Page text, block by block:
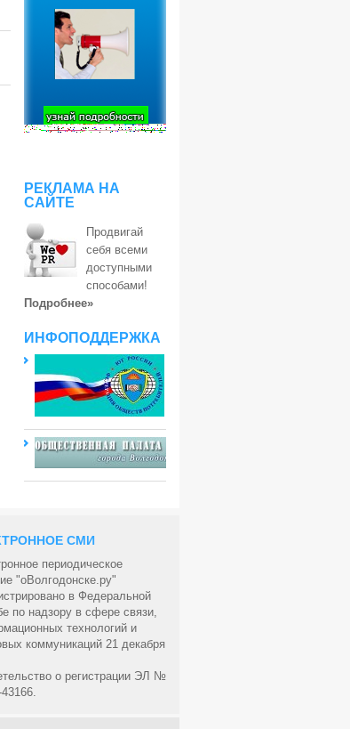
РЕКЛАМА НА
САЙТЕ
Продвигай
себя всеми
доступными
способами!
Подробнее»
ИНФОПОДДЕРЖКА
СМИ
периодическое
"оВолгодонске.ру"
в Федеральной
по надзору в сфере связи,
технологий и
коммуникаций 21 декабря
о регистрации ЭЛ №